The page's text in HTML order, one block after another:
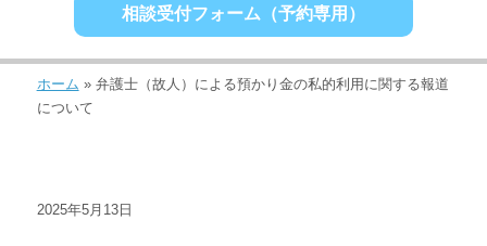
相談受付フォーム（予約専用）
ホーム » 弁護士（故人）による預かり金の私的利用に関する報道
について
2025年5月13日